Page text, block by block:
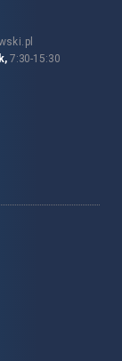
7:30-15:30